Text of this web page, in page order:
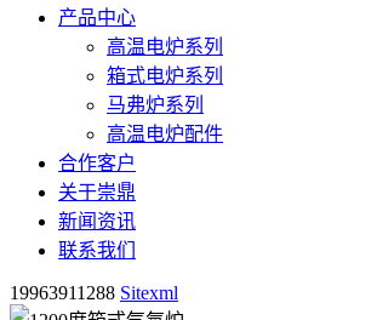
产品中心
高温电炉系列
箱式电炉系列
马弗炉系列
高温电炉配件
合作客户
关于崇鼎
新闻资讯
联系我们
19963911288 Sitexml